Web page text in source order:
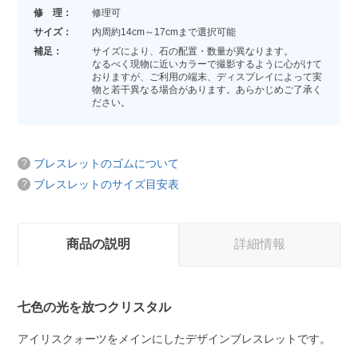
修 理：
修理可
サイズ：
内周約14cm～17cmまで選択可能
補足：
サイズにより、石の配置・数量が異なります。
なるべく現物に近いカラーで撮影するように心がけて
おりますが、ご利用の端末、ディスプレイによって実
物と若干異なる場合があります。あらかじめご了承く
ださい。
ブレスレットのゴムについて
ブレスレットのサイズ目安表
商品の説明 詳細情報
七色の光を放つクリスタル
アイリスクォーツをメインにしたデザインブレスレットです。